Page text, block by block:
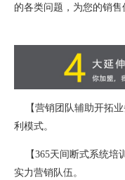
的各类问题，为您的销售
【营销团队辅助开拓
利模式。
【365天间断式系统培
实力营销队伍。